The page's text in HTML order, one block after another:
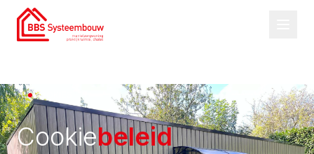
COOKIES
Cookiebeleid